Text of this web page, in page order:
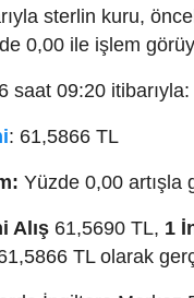
sterlin kuru,
0,00 ile işlem
saat 09:20 itibarıyla:
: 61,5866 TL
Yüzde 0,00 artışla
Alış 61,5690 TL, 1
TL olarak